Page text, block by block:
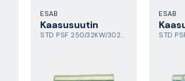
ESAB
Kaasusuutin
STD PSF 250/32KW/302W
ESAB
STD